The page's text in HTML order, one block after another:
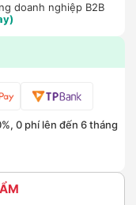
doanh nghiệp B2B
0 phí lên đến 6 tháng